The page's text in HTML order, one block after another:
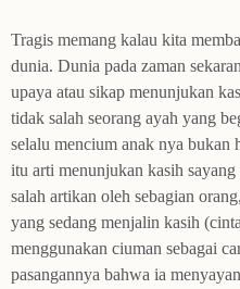
Tragis memang kalau kita
dunia. Dunia pada zaman
upaya atau sikap menunjukan
tidak salah seorang ayah yang
selalu mencium anak nya bukan
itu arti menunjukan kasih
salah artikan oleh sebagian orang,
yang sedang menjalin kasih
menggunakan ciuman sebagai
pasangannya bahwa ia